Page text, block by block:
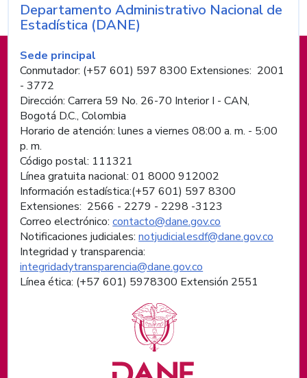
Información de pie de página
Nombre de la entidad
Departamento Administrativo Nacional de
Estadística (DANE)
Sede principal
Conmutador: (+57 601) 597 8300 Extensiones: 2001
- 3772
Dirección: Carrera 59 No. 26-70 Interior I - CAN,
Bogotá D.C., Colombia
Horario de atención: lunes a viernes 08:00 a. m. - 5:00
p. m.
Código postal: 111321
Línea gratuita nacional: 01 8000 912002
Información estadística:(+57 601) 597 8300
Extensiones: 2566 - 2279 - 2298 -3123
Correo electrónico:contacto@dane.gov.co
Notificaciones judiciales:notjudicialesdf@dane.gov.co
Integridad y transparencia:
integridadytransparencia@dane.gov.co
Línea ética: (+57 601) 5978300 Extensión 2551
Logos institucionales